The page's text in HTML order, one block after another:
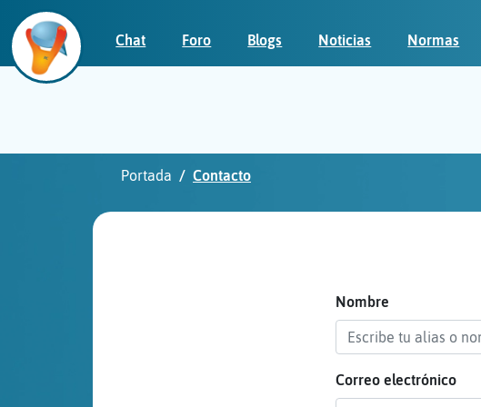
Chat Foro Blogs Noticias Normas
Portada Contacto
Nombre
Correo electrónico
Iniciar